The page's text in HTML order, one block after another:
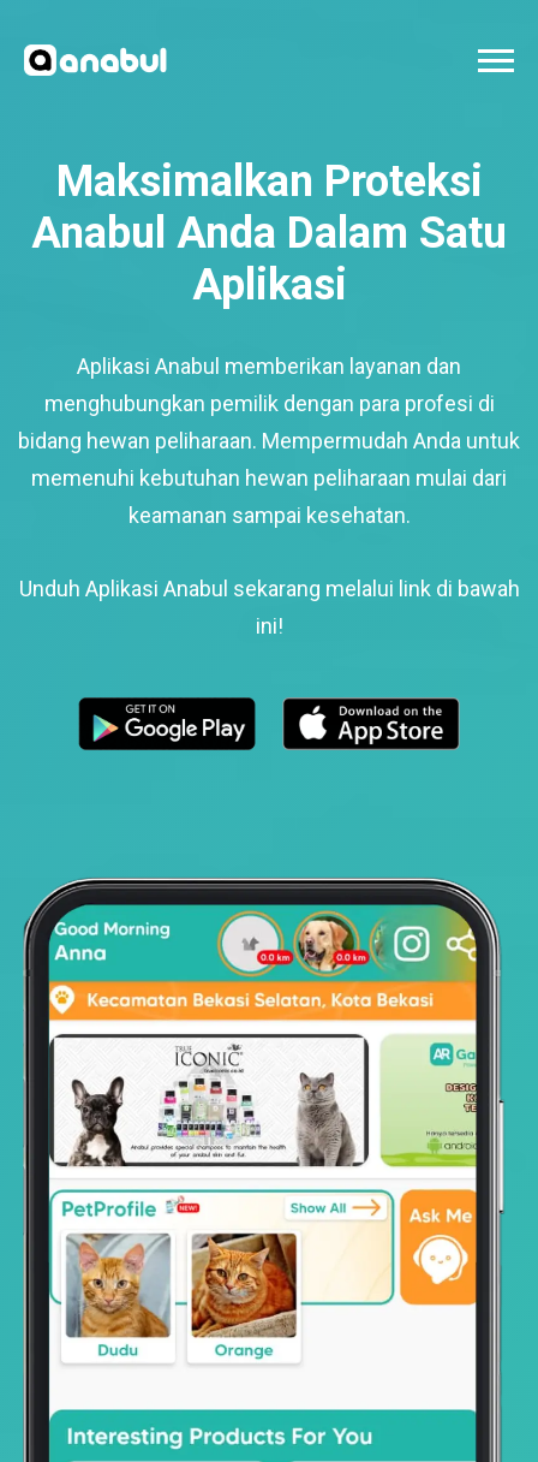
Maksimalkan Proteksi
Anabul Anda Dalam Satu
Aplikasi
Aplikasi Anabul memberikan layanan dan
menghubungkan pemilik dengan para profesi di
bidang hewan peliharaan. Mempermudah Anda untuk
memenuhi kebutuhan hewan peliharaan mulai dari
keamanan sampai kesehatan.
Unduh Aplikasi Anabul sekarang melalui link di bawah
ini!